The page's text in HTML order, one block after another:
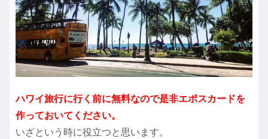
ハワイ旅行に行く前に無料なので是非エポスカードを
作っておいてください。
いざという時に役立つと思います。